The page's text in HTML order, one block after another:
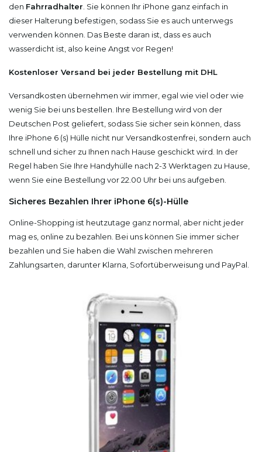
den Fahrradhalter . Sie können Ihr iPhone ganz einfach in
dieser Halterung befestigen, sodass Sie es auch unterwegs
verwenden können. Das Beste daran ist, dass es auch
wasserdicht ist, also keine Angst vor Regen!
Kostenloser Versand bei jeder Bestellung mit DHL
Versandkosten übernehmen wir immer, egal wie viel oder wie
wenig Sie bei uns bestellen. Ihre Bestellung wird von der
Deutschen Post geliefert, sodass Sie sicher sein können, dass
Ihre iPhone 6 (s) Hülle nicht nur Versandkostenfrei, sondern auch
schnell und sicher zu Ihnen nach Hause geschickt wird. In der
Regel haben Sie Ihre Handyhülle nach 2-3 Werktagen zu Hause,
wenn Sie eine Bestellung vor 22.00 Uhr bei uns aufgeben.
Sicheres Bezahlen Ihrer iPhone 6(s)-Hülle
Online-Shopping ist heutzutage ganz normal, aber nicht jeder
mag es, online zu bezahlen. Bei uns können Sie immer sicher
bezahlen und Sie haben die Wahl zwischen mehreren
Zahlungsarten, darunter Klarna, Sofortüberweisung und PayPal.